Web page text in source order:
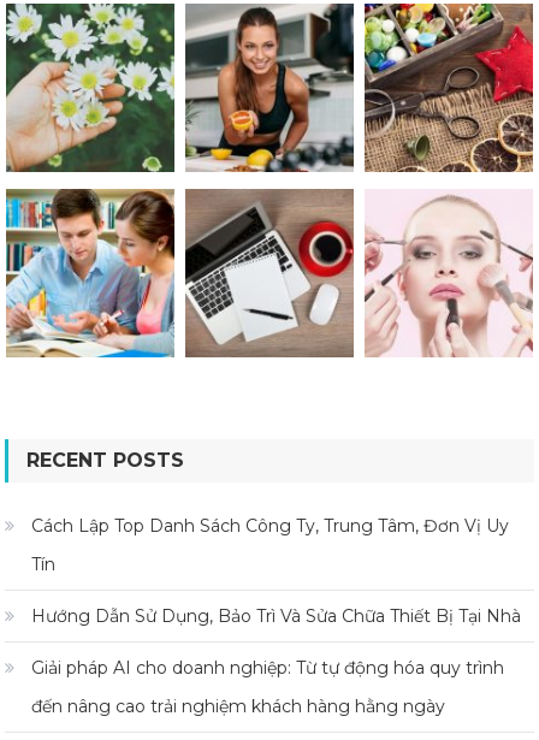
RECENT POSTS
Cách Lập Top Danh Sách Công Ty, Trung Tâm, Đơn Vị Uy
Tín
Hướng Dẫn Sử Dụng, Bảo Trì Và Sửa Chữa Thiết Bị Tại Nhà
Giải pháp AI cho doanh nghiệp: Từ tự động hóa quy trình
đến nâng cao trải nghiệm khách hàng hằng ngày